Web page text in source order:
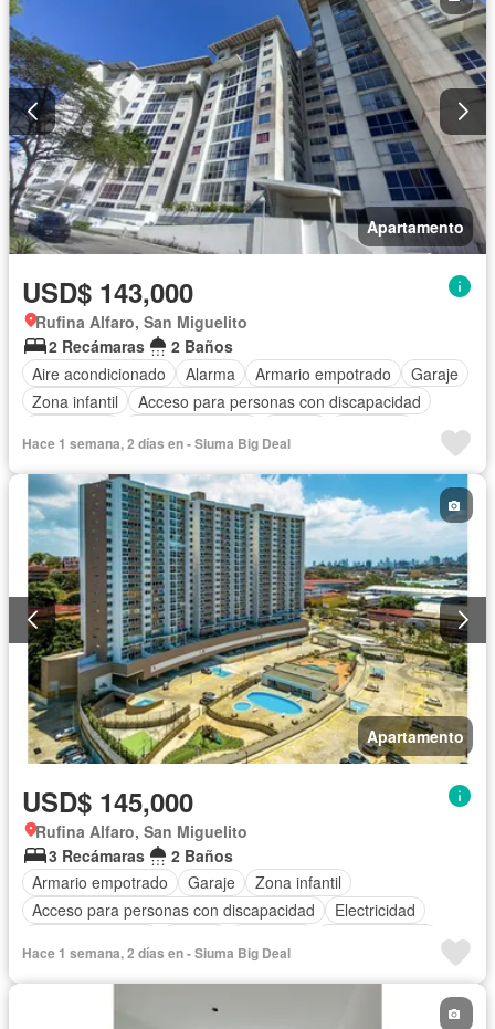
Apartamento
USD$ 143,000
Rufina Alfaro, San Miguelito
2 Recámaras
2 Baños
Aire acondicionado
Alarma Armario empotrado
Garaje
Zona infantil
Acceso para personas con discapacidad
Cocina integral
Ascensor
Gas natural
Vista panorámica
Seguridad Piscina
Cancha de tenis
Agua
Hace 1 semana, 2 días en - Siuma Big Deal
Apartamento
USD$ 145,000
Rufina Alfaro, San Miguelito
3 Recámaras
2 Baños
Armario empotrado
Garaje
Zona infantil
Acceso para personas con discapacidad
Electricidad
Internet
Ascensor Gas natural
Hace 1 semana, 2 días en - Siuma Big Deal